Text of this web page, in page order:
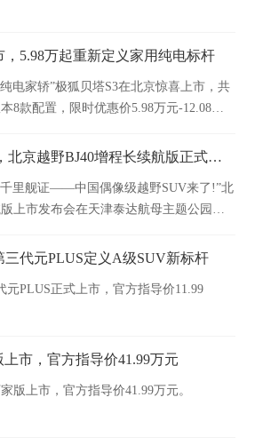
，5.98万起重新定义家用纯电标杆
电家轿”极狐贝塔S3在北京惊喜上市，共
8款配置，限时优惠价5.98万元-12.08万
焕新价16.98万元起，北京越野BJ40增程长续航版正式上市
千里舰证——中国偶像级越野SUV来了!”北
上市发布会在天津泰达航母主题公园举
三代元PLUS定义A级SUV新标杆
元PLUS正式上市，官方指导价11.99
市，官方指导价41.99万元
版上市，官方指导价41.99万元。